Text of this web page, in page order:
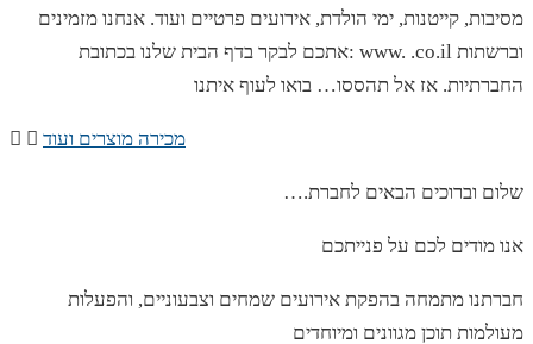
מסיבות, קייטנות, ימי הולדת, אירועים פרטיים ועוד. אנחנו מזמינים
אתכם לבקר בדף הבית שלנו בכתובת: www. .co.il וברשתות
החברתיות. אז אל תהססו… בואו לעוף איתנו
מכירה מוצרים ועוד
….שלום וברוכים הבאים לחברת
אנו מודים לכם על פנייתכם
חברתנו מתמחה בהפקת אירועים שמחים וצבעוניים, והפעלות
מעולמות תוכן מגוונים ומיוחדים